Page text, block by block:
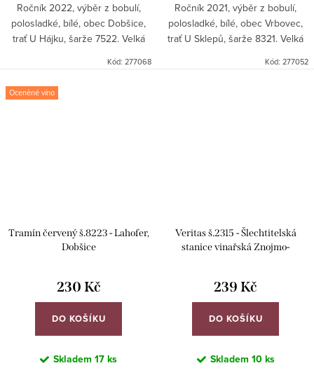
Ročník 2022, výběr z bobulí,
polosladké, bílé, obec Dobšice,
trať U Hájku, šarže 7522. Velká
Kód: 277068
Ročník 2021, výběr z bobulí,
polosladké, bílé, obec Vrbovec,
trať U Sklepů, šarže 8321. Velká
Kód: 277052
Oceněné víno
Tramín červený š.8223 - Lahofer,
Dobšice
230 Kč
DO KOŠÍKU
Skladem 17 ks
Veritas š.2315 - Šlechtitelská
stanice vinařská Znojmo-
239 Kč
DO KOŠÍKU
Skladem 10 ks